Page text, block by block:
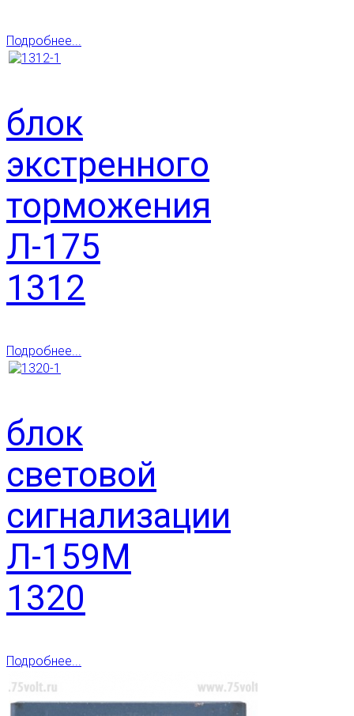
Подробнее...
блок
экстренного
торможения
Л-175
1312
Подробнее...
блок
световой
сигнализации
Л-159М
1320
Подробнее...